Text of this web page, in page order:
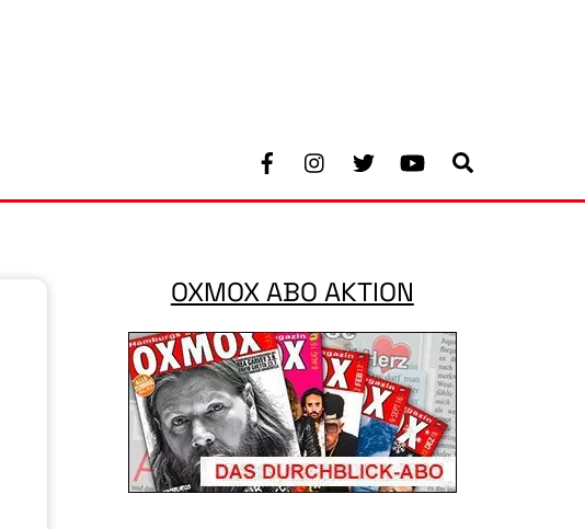
Facebook Youtube
OXMOX ABO AKTION